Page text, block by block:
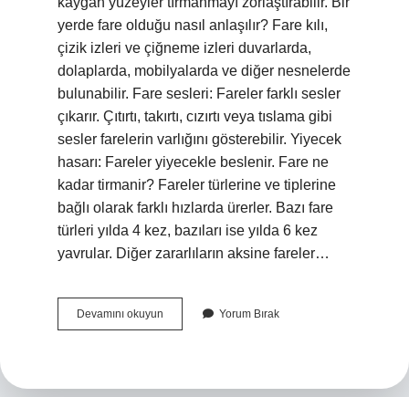
yerde fare olduğu nasıl anlaşılır? Fare kılı,
çizik izleri ve çiğneme izleri duvarlarda,
dolaplarda, mobilyalarda ve diğer nesnelerde
bulunabilir. Fare sesleri: Fareler farklı sesler
çıkarır. Çıtırtı, takırtı, cızırtı veya tıslama gibi
sesler farelerin varlığını gösterebilir. Yiyecek
hasarı: Fareler yiyecekle beslenir. Fare ne
kadar tirmanir? Fareler türlerine ve tiplerine
bağlı olarak farklı hızlarda ürerler. Bazı fare
türleri yılda 4 kez, bazıları ise yılda 6 kez
yavrular. Diğer zararlıların aksine fareler…
Devamını okuyun
Düz
Yorum Bırak